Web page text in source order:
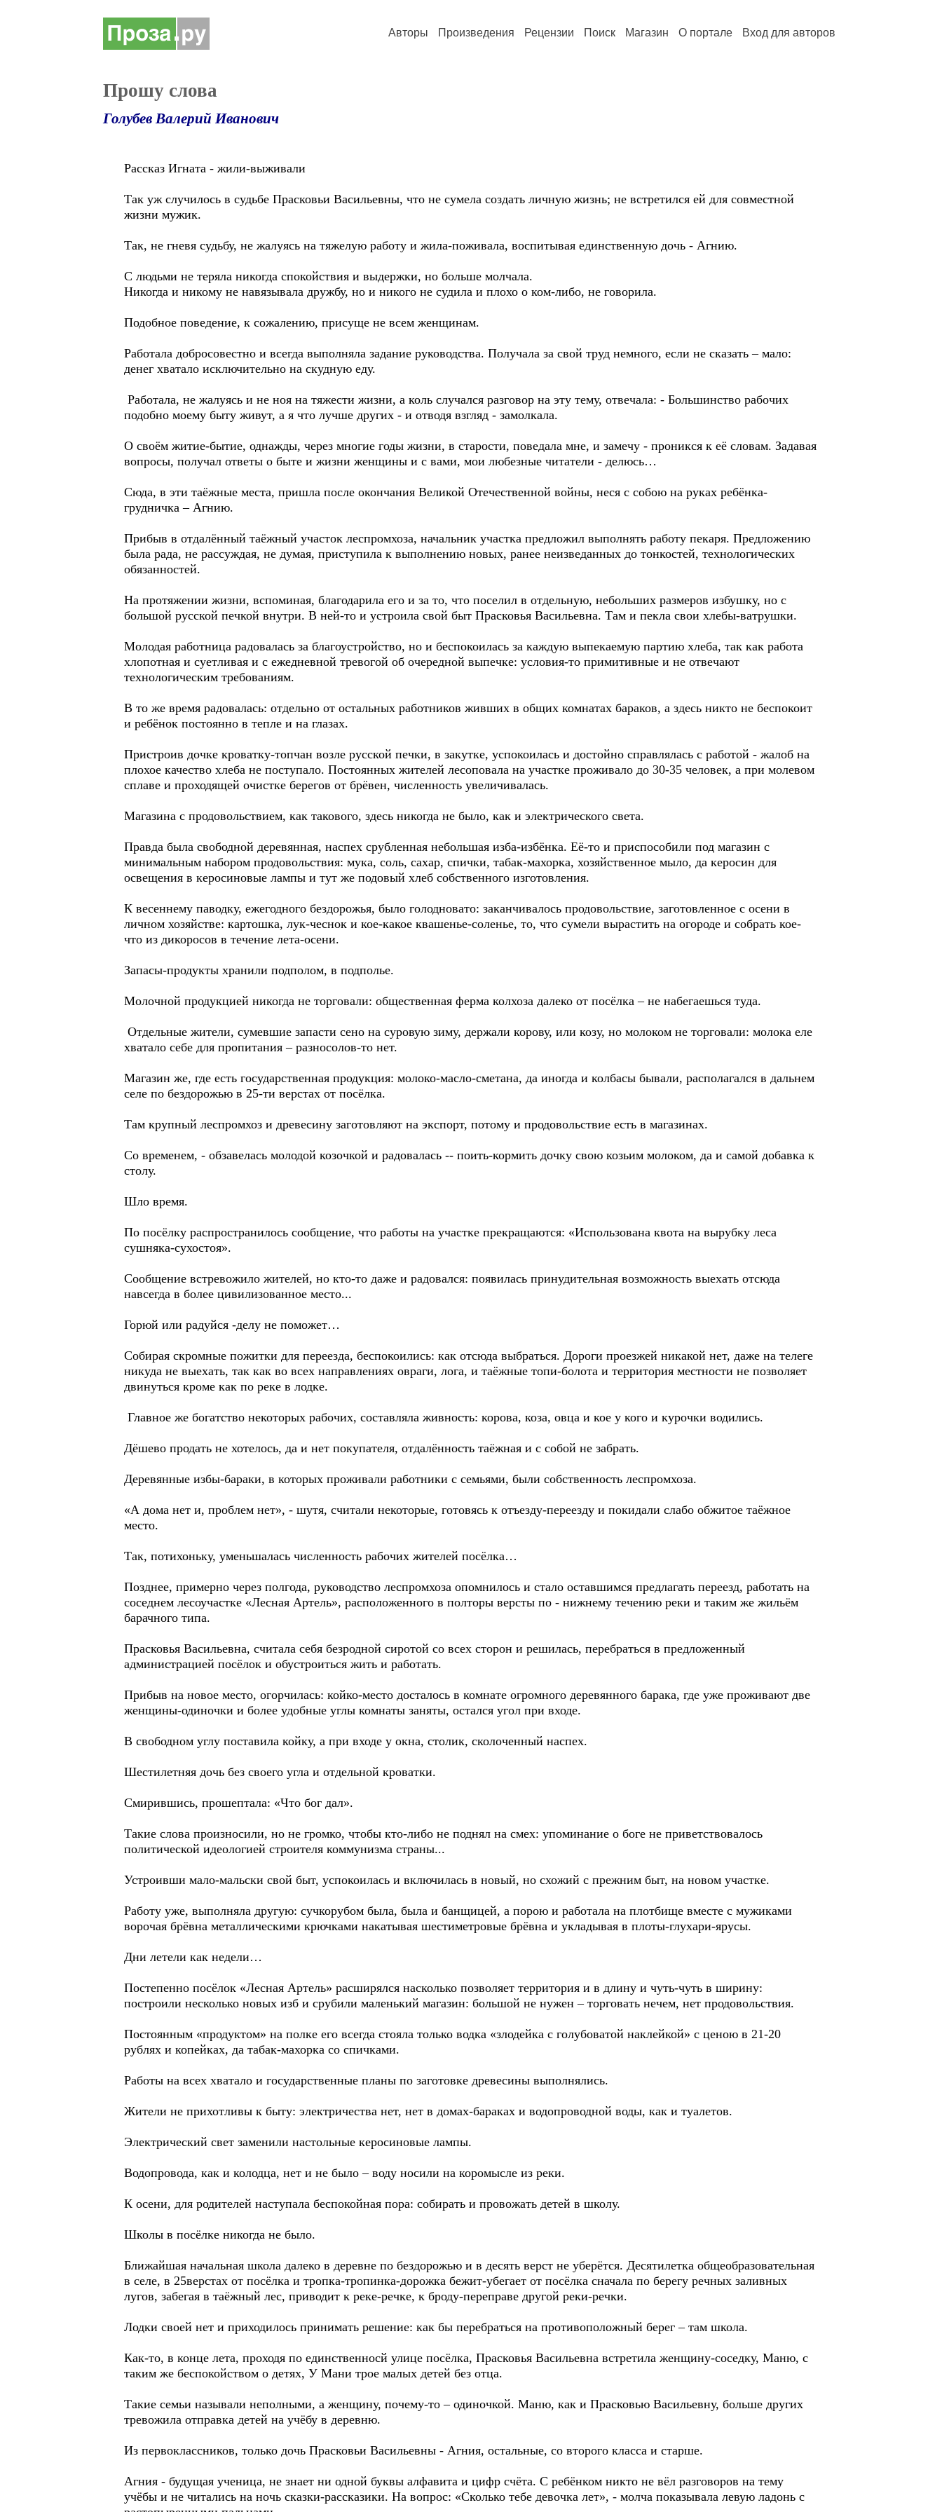
Авторы Произведения Рецензии Поиск Магазин О портале Вход для авторов
Прошу слова
Голубев Валерий Иванович
Рассказ Игната - жили-выживали
Так уж случилось в судьбе Прасковьи Васильевны, что не сумела создать личную жизнь; не встретился ей для совместной
жизни мужик.
Так, не гневя судьбу, не жалуясь на тяжелую работу и жила-поживала, воспитывая единственную дочь - Агнию.
С людьми не теряла никогда спокойствия и выдержки, но больше молчала.
Никогда и никому не навязывала дружбу, но и никого не судила и плохо о ком-либо, не говорила.
Подобное поведение, к сожалению, присуще не всем женщинам.
Работала добросовестно и всегда выполняла задание руководства. Получала за свой труд немного, если не сказать – мало:
денег хватало исключительно на скудную еду.
Работала, не жалуясь и не ноя на тяжести жизни, а коль случался разговор на эту тему, отвечала: - Большинство рабочих
подобно моему быту живут, а я что лучше других - и отводя взгляд - замолкала.
О своём житие-бытие, однажды, через многие годы жизни, в старости, поведала мне, и замечу - проникся к её словам. Задавая
вопросы, получал ответы о быте и жизни женщины и с вами, мои любезные читатели - делюсь…
Сюда, в эти таёжные места, пришла после окончания Великой Отечественной войны, неся с собою на руках ребёнка-
грудничка – Агнию.
Прибыв в отдалённый таёжный участок леспромхоза, начальник участка предложил выполнять работу пекаря. Предложению
была рада, не рассуждая, не думая, приступила к выполнению новых, ранее неизведанных до тонкостей, технологических
обязанностей.
На протяжении жизни, вспоминая, благодарила его и за то, что поселил в отдельную, небольших размеров избушку, но с
большой русской печкой внутри. В ней-то и устроила свой быт Прасковья Васильевна. Там и пекла свои хлебы-ватрушки.
Молодая работница радовалась за благоустройство, но и беспокоилась за каждую выпекаемую партию хлеба, так как работа
хлопотная и суетливая и с ежедневной тревогой об очередной выпечке: условия-то примитивные и не отвечают
технологическим требованиям.
В то же время радовалась: отдельно от остальных работников живших в общих комнатах бараков, а здесь никто не беспокоит
и ребёнок постоянно в тепле и на глазах.
Пристроив дочке кроватку-топчан возле русской печки, в закутке, успокоилась и достойно справлялась с работой - жалоб на
плохое качество хлеба не поступало. Постоянных жителей лесоповала на участке проживало до 30-35 человек, а при молевом
сплаве и проходящей очистке берегов от брёвен, численность увеличивалась.
Магазина с продовольствием, как такового, здесь никогда не было, как и электрического света.
Правда была свободной деревянная, наспех срубленная небольшая изба-избёнка. Её-то и приспособили под магазин с
минимальным набором продовольствия: мука, соль, сахар, спички, табак-махорка, хозяйственное мыло, да керосин для
освещения в керосиновые лампы и тут же подовый хлеб собственного изготовления.
К весеннему паводку, ежегодного бездорожья, было голодновато: заканчивалось продовольствие, заготовленное с осени в
личном хозяйстве: картошка, лук-чеснок и кое-какое квашенье-соленье, то, что сумели вырастить на огороде и собрать кое-
что из дикоросов в течение лета-осени.
Запасы-продукты хранили подполом, в подполье.
Молочной продукцией никогда не торговали: общественная ферма колхоза далеко от посёлка – не набегаешься туда.
Отдельные жители, сумевшие запасти сено на суровую зиму, держали корову, или козу, но молоком не торговали: молока еле
хватало себе для пропитания – разносолов-то нет.
Магазин же, где есть государственная продукция: молоко-масло-сметана, да иногда и колбасы бывали, располагался в дальнем
селе по бездорожью в 25-ти верстах от посёлка.
Там крупный леспромхоз и древесину заготовляют на экспорт, потому и продовольствие есть в магазинах.
Со временем, - обзавелась молодой козочкой и радовалась -- поить-кормить дочку свою козьим молоком, да и самой добавка к
столу.
Шло время.
По посёлку распространилось сообщение, что работы на участке прекращаются: «Использована квота на вырубку леса
сушняка-сухостоя».
Сообщение встревожило жителей, но кто-то даже и радовался: появилась принудительная возможность выехать отсюда
навсегда в более цивилизованное место...
Горюй или радуйся -делу не поможет…
Собирая скромные пожитки для переезда, беспокоились: как отсюда выбраться. Дороги проезжей никакой нет, даже на телеге
никуда не выехать, так как во всех направлениях овраги, лога, и таёжные топи-болота и территория местности не позволяет
двинуться кроме как по реке в лодке.
Главное же богатство некоторых рабочих, составляла живность: корова, коза, овца и кое у кого и курочки водились.
Дёшево продать не хотелось, да и нет покупателя, отдалённость таёжная и с собой не забрать.
Деревянные избы-бараки, в которых проживали работники с семьями, были собственность леспромхоза.
«А дома нет и, проблем нет», - шутя, считали некоторые, готовясь к отъезду-переезду и покидали слабо обжитое таёжное
место.
Так, потихоньку, уменьшалась численность рабочих жителей посёлка…
Позднее, примерно через полгода, руководство леспромхоза опомнилось и стало оставшимся предлагать переезд, работать на
соседнем лесоучастке «Лесная Артель», расположенного в полторы версты по - нижнему течению реки и таким же жильём
барачного типа.
Прасковья Васильевна, считала себя безродной сиротой со всех сторон и решилась, перебраться в предложенный
администрацией посёлок и обустроиться жить и работать.
Прибыв на новое место, огорчилась: койко-место досталось в комнате огромного деревянного барака, где уже проживают две
женщины-одиночки и более удобные углы комнаты заняты, остался угол при входе.
В свободном углу поставила койку, а при входе у окна, столик, сколоченный наспех.
Шестилетняя дочь без своего угла и отдельной кроватки.
Смирившись, прошептала: «Что бог дал».
Такие слова произносили, но не громко, чтобы кто-либо не поднял на смех: упоминание о боге не приветствовалось
политической идеологией строителя коммунизма страны...
Устроивши мало-мальски свой быт, успокоилась и включилась в новый, но схожий с прежним быт, на новом участке.
Работу уже, выполняла другую: сучкорубом была, была и банщицей, а порою и работала на плотбище вместе с мужиками
ворочая брёвна металлическими крючками накатывая шестиметровые брёвна и укладывая в плоты-глухари-ярусы.
Дни летели как недели…
Постепенно посёлок «Лесная Артель» расширялся насколько позволяет территория и в длину и чуть-чуть в ширину:
построили несколько новых изб и срубили маленький магазин: большой не нужен – торговать нечем, нет продовольствия.
Постоянным «продуктом» на полке его всегда стояла только водка «злодейка с голубоватой наклейкой» с ценою в 21-20
рублях и копейках, да табак-махорка со спичками.
Работы на всех хватало и государственные планы по заготовке древесины выполнялись.
Жители не прихотливы к быту: электричества нет, нет в домах-бараках и водопроводной воды, как и туалетов.
Электрический свет заменили настольные керосиновые лампы.
Водопровода, как и колодца, нет и не было – воду носили на коромысле из реки.
К осени, для родителей наступала беспокойная пора: собирать и провожать детей в школу.
Школы в посёлке никогда не было.
Ближайшая начальная школа далеко в деревне по бездорожью и в десять верст не уберётся. Десятилетка общеобразовательная
в селе, в 25верстах от посёлка и тропка-тропинка-дорожка бежит-убегает от посёлка сначала по берегу речных заливных
лугов, забегая в таёжный лес, приводит к реке-речке, к броду-переправе другой реки-речки.
Лодки своей нет и приходилось принимать решение: как бы перебраться на противоположный берег – там школа.
Как-то, в конце лета, проходя по единственноcй улице посёлка, Прасковья Васильевна встретила женщину-соседку, Маню, с
таким же беспокойством о детях, У Мани трое малых детей без отца.
Такие семьи называли неполными, а женщину, почему-то – одиночкой. Маню, как и Прасковью Васильевну, больше других
тревожила отправка детей на учёбу в деревню.
Из первоклассников, только дочь Прасковьи Васильевны - Агния, остальные, со второго класса и старше.
Агния - будущая ученица, не знает ни одной буквы алфавита и цифр счёта. С ребёнком никто не вёл разговоров на тему
учёбы и не читались на ночь сказки-рассказики. На вопрос: «Сколько тебе девочка лет», - молча показывала левую ладонь с